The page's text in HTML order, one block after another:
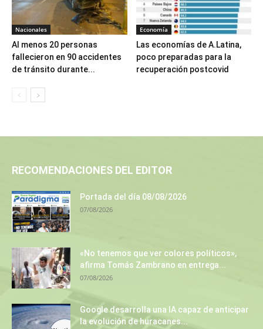
Nacionales
Al menos 20 personas
fallecieron en 90 accidentes
de tránsito durante...
Economía
Las economías de A.Latina,
poco preparadas para la
recuperación postcovid
RECOMENDACIONES DEL EDITOR
Portada del día 08/08/2026
07/08/2026
«No tenemos que ver colores políticos»,
afirma Tomás Zambrano en entrega...
07/08/2026
Google desarrolla una IA capaz de anticipar
la evolución de huracanes...